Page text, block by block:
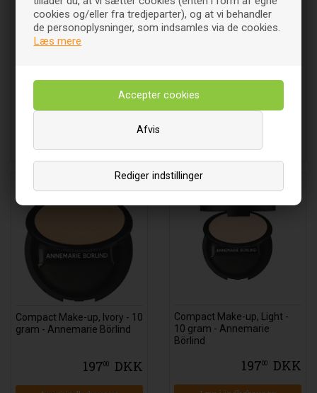
cookies og/eller fra tredjeparter), og at vi behandler
de personoplysninger, som indsamles via de cookies.
Læs mere
Rediger indstillinger
Afvis
Highligter - 3 gram - IDUN
Matterende - 3 gram - IDUN
Compact Make-up, Ivory - 10
gram - Annemarie Börlind
19700 DKK
Compact Make-up, Light -
10 gram - Annemarie
Börlind
19700 DKK